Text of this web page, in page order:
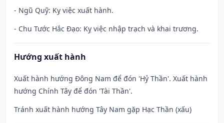
- Ngũ Quỹ: Kỵ việc xuất hành.
- Chu Tước Hắc Đạo: Kỵ việc nhập trạch và khai trương.
Hướng xuất hành
Xuất hành hướng Đông Nam để đón 'Hỷ Thần'. Xuất hành
hướng Chính Tây để đón 'Tài Thần'.
Tránh xuất hành hướng Tây Nam gặp Hạc Thần (xấu)